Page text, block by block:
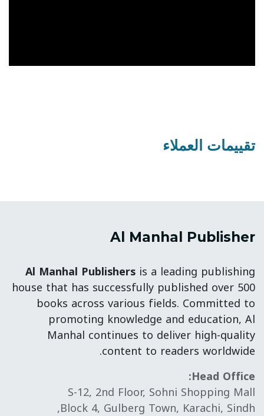
تقييمات العملاء
Al Manhal Publisher
Al Manhal Publishers is a leading publishing
house that has successfully published over 500
books across various fields. Committed to
promoting knowledge and education, Al
Manhal continues to deliver high-quality
content to readers worldwide.
Head Office:
S-12, 2nd Floor, Sohni Shopping Mall
Block 4, Gulberg Town, Karachi, Sindh,